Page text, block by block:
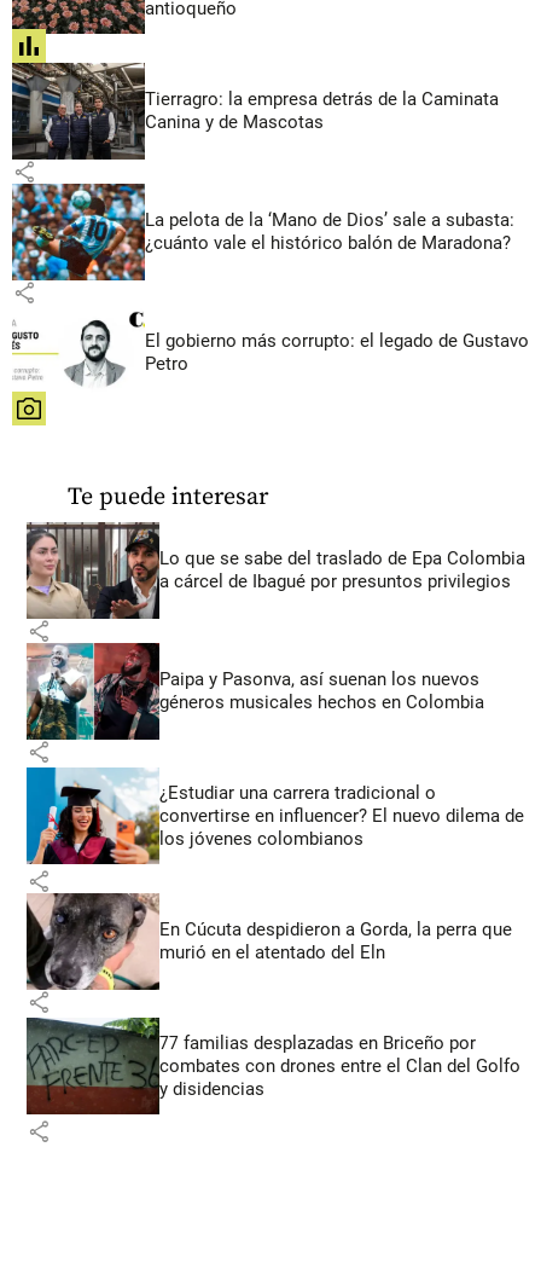
antioqueño
share
Tierragro: la empresa detrás de la Caminata
Canina y de Mascotas
share
La pelota de la ‘Mano de Dios’ sale a subasta:
¿cuánto vale el histórico balón de Maradona?
share
El gobierno más corrupto: el legado de Gustavo
Petro
share
Te puede interesar
Lo que se sabe del traslado de Epa Colombia
a cárcel de Ibagué por presuntos privilegios
share
Paipa y Pasonva, así suenan los nuevos
géneros musicales hechos en Colombia
share
¿Estudiar una carrera tradicional o
convertirse en influencer? El nuevo dilema de
los jóvenes colombianos
share
En Cúcuta despidieron a Gorda, la perra que
murió en el atentado del Eln
share
77 familias desplazadas en Briceño por
combates con drones entre el Clan del Golfo
y disidencias
share